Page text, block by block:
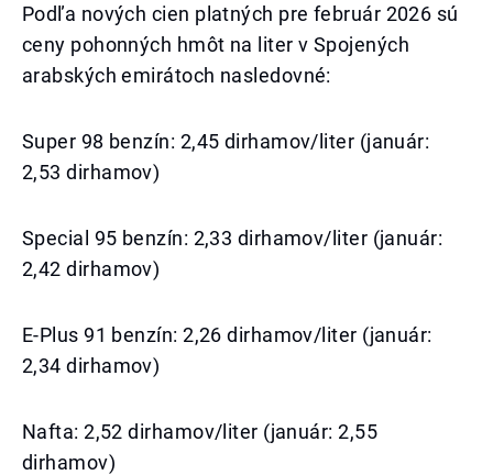
Podľa nových cien platných pre február 2026 sú
ceny pohonných hmôt na liter v Spojených
arabských emirátoch nasledovné:
Super 98 benzín: 2,45 dirhamov/liter (január:
2,53 dirhamov)
Special 95 benzín: 2,33 dirhamov/liter (január:
2,42 dirhamov)
E-Plus 91 benzín: 2,26 dirhamov/liter (január:
2,34 dirhamov)
Nafta: 2,52 dirhamov/liter (január: 2,55
dirhamov)